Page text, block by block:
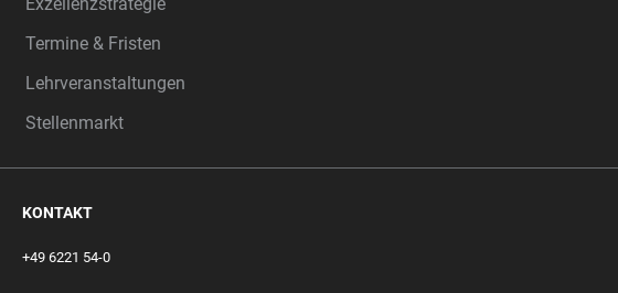
Termine & Fristen
Lehrveranstaltungen
Stellenmarkt
KONTAKT
+49 6221 54-0